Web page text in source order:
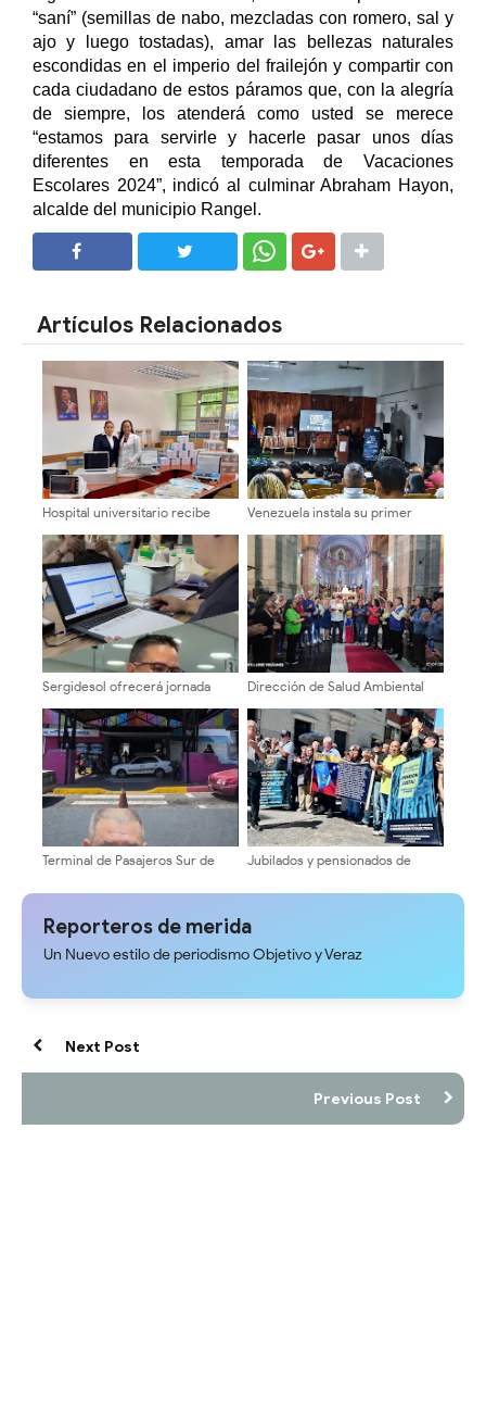
“saní” (semillas de nabo, mezcladas con romero, sal y
ajo y luego tostadas), amar las bellezas naturales
escondidas en el imperio del frailejón y compartir con
cada ciudadano de estos páramos que, con la alegría
de siempre, los atenderá como usted se merece
“estamos para servirle y hacerle pasar unos días
diferentes en esta temporada de Vacaciones
Escolares 2024”, indicó al culminar Abraham Hayon,
alcalde del municipio Rangel.
Artículos Relacionados
Hospital universitario recibe
ayudas técnicas
Venezuela instala su primer
detector de astropartículas en
los Andes
Sergidesol ofrecerá jornada
En el pago del servicio de aseo
urbano en la Plaza Belén
Dirección de Salud Ambiental
aniversario con profunda fe y
devoción en la Catedral de
Mérida
Terminal de Pasajeros Sur de
para recibir a turistas
Jubilados y pensionados de
salariales y servicios médicos
Reporteros de merida
Un Nuevo estilo de periodismo Objetivo y Veraz
Next Post
Previous Post